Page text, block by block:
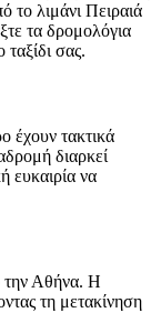
το λιμάνι Πειραιά
τα δρομολόγια
σας.
έχουν τακτικά
διαρκεί
ευκαιρία να
την Αθήνα. Η
τη μετακίνηση